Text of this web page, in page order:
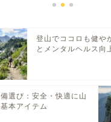
登山でココロも健や
とメンタルヘルス向
選び：安全・快適に山
本アイテム